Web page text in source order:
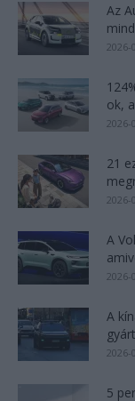
Az
2026-
ok,
2026-
21
2026-
A
2026-
A
2026-
5